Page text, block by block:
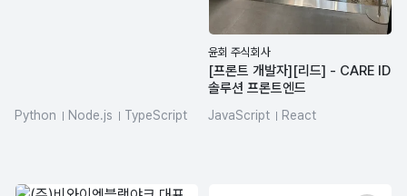
Python Node.js
TypeScript
윤회 주식회사
[프론트 개발자][리드] - CARE ID
솔루션 프론트엔드
JavaScript
React